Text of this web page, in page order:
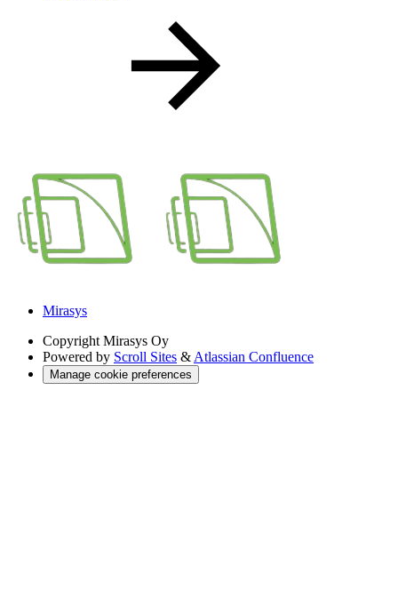
Mirasys
Copyright Mirasys Oy
Powered by Scroll Sites &Atlassian Confluence
Manage cookie preferences